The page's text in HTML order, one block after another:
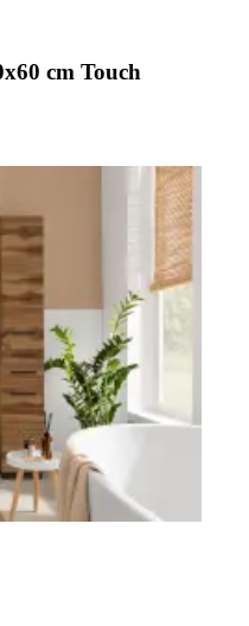
cm Touch